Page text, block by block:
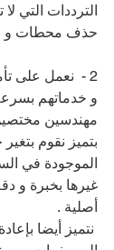
الترددات التي
حذف محطات و
2 -  نعمل على
و خدماتهم
مهندسين
بتميز نقوم
الموجودة في
غيرها بخبرة و
أصلية .
نتميز أيضا